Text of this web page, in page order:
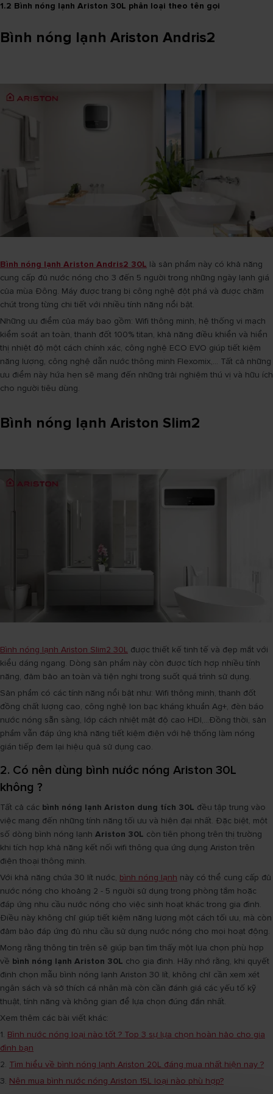
1.2 Bình nóng lạnh Ariston 30L phân loại theo tên gọi
Bình nóng lạnh Ariston Andris2
Bình nóng lạnh Ariston Andris2 30L là sản phẩm này có khả năng
cung cấp đủ nước nóng cho 3 đến 5 người trong những ngày lạnh giá
của mùa Đông. Máy được trang bị công nghệ đột phá và được chăm
chút trong từng chi tiết với nhiều tính năng nổi bật.
Những ưu điểm của máy bao gồm: Wifi thông minh, hệ thống vi mạch
kiểm soát an toàn, thanh đốt 100% titan, khả năng điều khiển và hiển
thị nhiệt độ một cách chính xác, công nghệ ECO EVO giúp tiết kiệm
năng lượng, công nghệ dẫn nước thông minh Flexomix,... Tất cả những
ưu điểm này hứa hẹn sẽ mang đến những trải nghiệm thú vị và hữu ích
cho người tiêu dùng.
Bình nóng lạnh Ariston Slim2
Bình nóng lạnh Ariston Slim2 30L được thiết kế tinh tế và đẹp mắt với
kiểu dáng ngang. Dòng sản phẩm này còn được tích hợp nhiều tính
năng, đảm bảo an toàn và tiện nghi trong suốt quá trình sử dụng.
Sản phẩm có các tính năng nổi bật như: Wifi thông minh, thanh đốt
đồng chất lượng cao, công nghệ Ion bạc kháng khuẩn Ag+, đèn báo
nước nóng sẵn sàng, lớp cách nhiệt mật độ cao HDI,...Đồng thời, sản
phẩm vẫn đáp ứng khả năng tiết kiệm điện với hệ thống làm nóng
gián tiếp đem lại hiệu quả sử dụng cao.
2. Có nên dùng bình nước nóng Ariston 30L
không ?
Tất cả các bình nóng lạnh Ariston dung tích 30L đều tập trung vào
việc mang đến những tính năng tối ưu và hiện đại nhất. Đặc biệt, một
số dòng bình nóng lạnh Ariston 30L còn tiên phong trên thị trường
khi tích hợp khả năng kết nối wifi thông qua ứng dụng Ariston trên
điện thoại thông minh.
Với khả năng chứa 30 lít nước, bình nóng lạnh này có thể cung cấp đủ
nước nóng cho khoảng 2 - 5 người sử dụng trong phòng tắm hoặc
đáp ứng nhu cầu nước nóng cho việc sinh hoạt khác trong gia đình.
Điều này không chỉ giúp tiết kiệm năng lượng một cách tối ưu, mà còn
đảm bảo đáp ứng đủ nhu cầu sử dụng nước nóng cho mọi hoạt động.
Mong rằng thông tin trên sẽ giúp bạn tìm thấy một lựa chọn phù hợp
về bình nóng lạnh Ariston 30L cho gia đình. Hãy nhớ rằng, khi quyết
định chọn mẫu bình nóng lạnh Ariston 30 lít, không chỉ cần xem xét
ngân sách và sở thích cá nhân mà còn cần đánh giá các yếu tố kỹ
thuật, tính năng và không gian để lựa chọn đúng đắn nhất.
Xem thêm các bài viết khác:
1. Bình nước nóng loại nào tốt ? Top 3 sự lựa chọn hoàn hảo cho gia
đình bạn
2. Tìm hiểu về bình nóng lạnh Ariston 20L đáng mua nhất hiện nay ?
3. Nên mua bình nước nóng Ariston 15L loại nào phù hợp?